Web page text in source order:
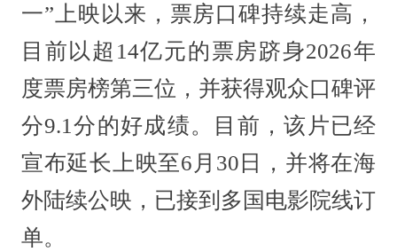
一”上映以来，票房口碑持续走高，
目前以超14亿元的票房跻身2026年
度票房榜第三位，并获得观众口碑评
分9.1分的好成绩。目前，该片已经
宣布延长上映至6月30日，并将在海
外陆续公映，已接到多国电影院线订
单。